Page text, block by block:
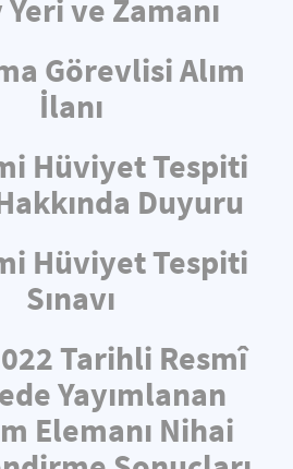
Yeri ve Zamanı
Görevlisi Alım
İlanı
Hüviyet Tespiti
Duyuru
Hüviyet Tespiti
Sınavı
Tarihli Resmî
Yayımlanan
Elemanı Nihai